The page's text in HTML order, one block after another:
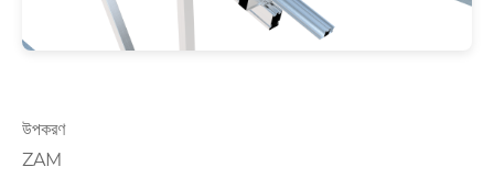
উপকরণ
ZAM